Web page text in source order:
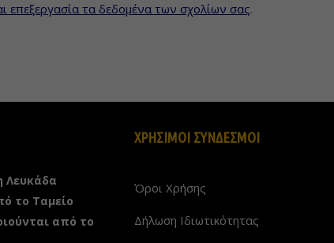
επεξεργασία τα δεδομένα των σχολίων σας.
Λευκάδα
το Ταμείο
από το
ΧΡΗΣΙΜΟΙ ΣΥΝΔΕΣΜΟΙ
Όροι Χρήσης
Δήλωση Ιδιωτικότητας